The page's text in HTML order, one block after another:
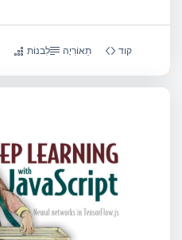
קוד תֵאוֹרִיָה לִבנוֹת